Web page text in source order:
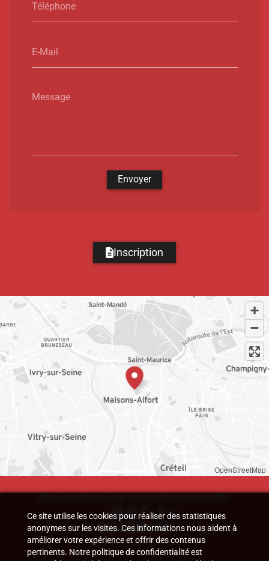
Téléphone
E-Mail
Message
Envoyer
Inscription
OpenStreetMap
Ce site utilise les cookies pour réaliser des statistiques
anonymes sur les visites. Ces informations nous aident à
améliorer votre expérience et offrir des contenus
pertinents. Notre politique de confidentialité est